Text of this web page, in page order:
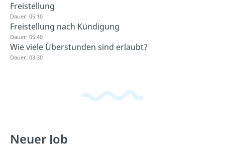
Freistellung
Dauer: 05:10
Freistellung nach Kündigung
Dauer: 05:40
Wie viele Überstunden sind erlaubt?
Dauer: 03:30
Neuer Job